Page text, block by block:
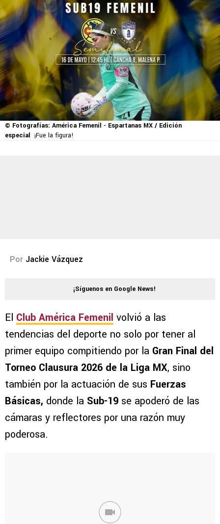
© Fotografías: América Femenil - Espartanas MX / Edición
especial ¡Fue la figura!
Por Jackie Vázquez
¡Síguenos en Google News!
El Club América Femenil volvió a las
tendencias del deporte no solo por tener al
primer equipo compitiendo por la Gran Final del
Torneo Clausura 2026 de la Liga MX, sino
también por la actuación de sus Fuerzas
Básicas, donde la Sub-19 se apoderó de las
cámaras y reflectores por una razón muy
poderosa.